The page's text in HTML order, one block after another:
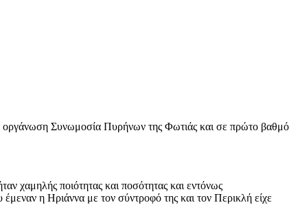
οργάνωση Συνωμοσία Πυρήνων της Φωτιάς και σε πρώτο βαθμό
χαμηλής ποιότητας και ποσότητας και εντόνως
η Ηριάννα με τον σύντροφό της και τον Περικλή είχε